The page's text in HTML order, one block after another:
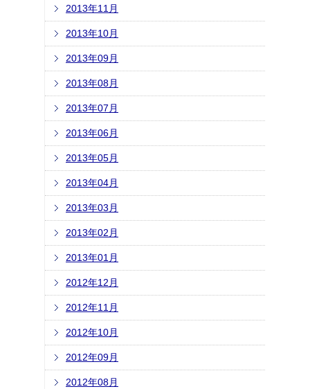
2013年11月
2013年10月
2013年09月
2013年08月
2013年07月
2013年06月
2013年05月
2013年04月
2013年03月
2013年02月
2013年01月
2012年12月
2012年11月
2012年10月
2012年09月
2012年08月